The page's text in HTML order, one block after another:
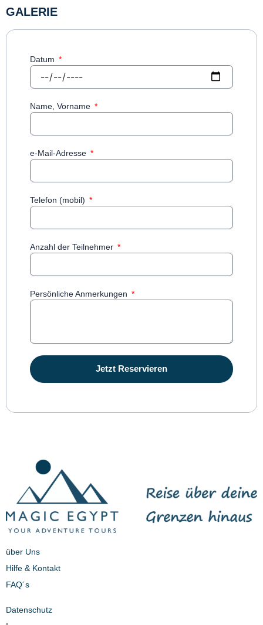
GALERIE
Datum
Name, Vorname
e-Mail-Adresse
Telefon (mobil)
Anzahl der Teilnehmer
Persönliche Anmerkungen
Jetzt Reservieren
über Uns
Hilfe & Kontakt
FAQ´s
Datenschutz